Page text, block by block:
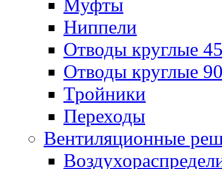
Муфты
Ниппели
Отводы круглые
Отводы круглые
Тройники
Переходы
Вентиляционные